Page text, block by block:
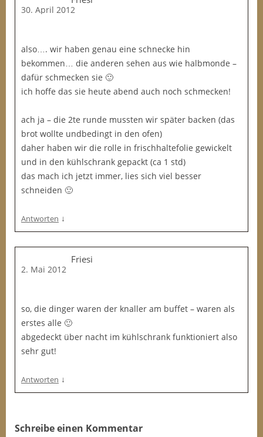
30. April 2012
also…. wir haben genau eine schnecke hin
bekommen… die anderen sehen aus wie halbmonde –
dafür schmecken sie 🙂
ich hoffe das sie heute abend auch noch schmecken!
ach ja – die 2te runde mussten wir später backen (das
brot wollte undbedingt in den ofen)
daher haben wir die rolle in frischhaltefolie gewickelt
und in den kühlschrank gepackt (ca 1 std)
das mach ich jetzt immer, lies sich viel besser
schneiden 🙂
Antworten ↓
Friesi
2. Mai 2012
so, die dinger waren der knaller am buffet – waren als
erstes alle 🙂
abgedeckt über nacht im kühlschrank funktioniert also
sehr gut!
Antworten ↓
Schreibe einen Kommentar